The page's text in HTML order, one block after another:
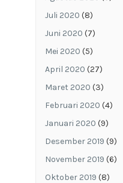
Juli 2020 (8)
Juni 2020 (7)
Mei 2020 (5)
April 2020 (27)
Maret 2020 (3)
Februari 2020 (4)
Januari 2020 (9)
Desember 2019 (9)
November 2019 (6)
Oktober 2019 (8)